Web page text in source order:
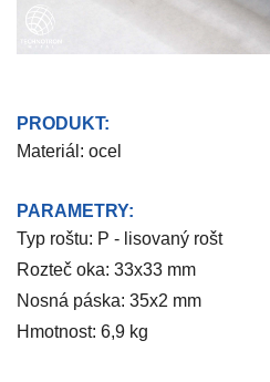
PRODUKT:
Materiál: ocel
PARAMETRY:
Typ roštu: P - lisovaný rošt
Rozteč oka: 33x33 mm
Nosná páska: 35x2 mm
Hmotnost: 6,9 kg